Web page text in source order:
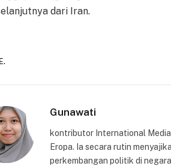
dari Iran.
Gunawati
kontributor International
Eropa. Ia secara rutin
perkembangan politik di